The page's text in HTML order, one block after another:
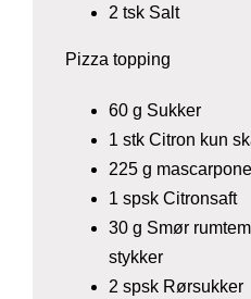
2 tsk Salt
Pizza topping
60 g Sukker
1 stk Citron kun
225 g mascarpone
1 spsk Citronsaft
30 g Smør
stykker
2 spsk Rørsukker